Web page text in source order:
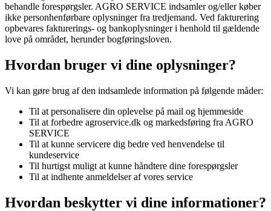
behandle forespørgsler. AGRO SERVICE indsamler og/eller køber
ikke personhenførbare oplysninger fra tredjemand. Ved fakturering
opbevares fakturerings- og bankoplysninger i henhold til gældende
love på området, herunder bogføringsloven.
Hvordan bruger vi dine oplysninger?
Vi kan gøre brug af den indsamlede information på følgende måder:
Til at personalisere din oplevelse på mail og hjemmeside
Til at forbedre agroservice.dk og markedsføring fra AGRO
SERVICE
Til at kunne servicere dig bedre ved henvendelse til
kundeservice
Til hurtigst muligt at kunne håndtere dine forespørgsler
Til at indhente anmeldelser af vores service
Hvordan beskytter vi dine informationer?